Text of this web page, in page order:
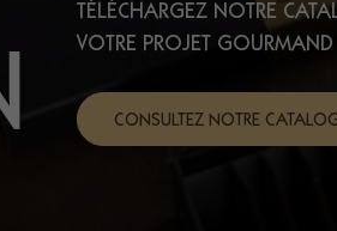
TÉLÉCHARGEZ NOTRE
VOTRE PROJET GOURMAND
CONSULTEZ NOTRE